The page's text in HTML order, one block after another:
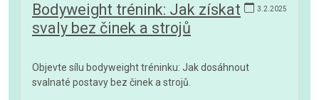
3.2.2025
Bodyweight trénink: Jak získat
svaly bez činek a strojů
Objevte sílu bodyweight tréninku: Jak dosáhnout
svalnaté postavy bez činek a strojů.